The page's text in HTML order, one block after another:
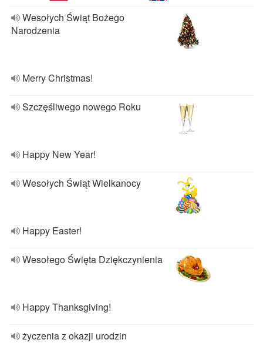
Wesołych Świąt Bożego
Narodzenia
Merry Christmas!
Szczęśliwego nowego Roku
Happy New Year!
Wesołych Świąt Wielkanocy
Happy Easter!
Wesołego Święta Dziękczynienia
Happy Thanksgiving!
życzenia z okazji urodzin